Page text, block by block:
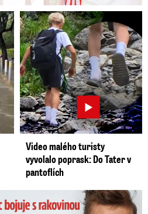
Video malého turisty
vyvolalo poprask: Do Tater v
pantoflích
života: Vzkaz od exprezidenta